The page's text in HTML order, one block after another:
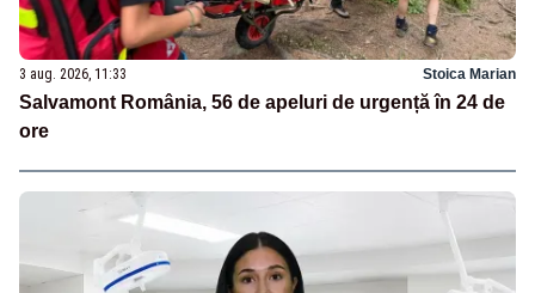
3 aug. 2026, 11:33 Stoica Marian
Salvamont România, 56 de apeluri de urgență în 24 de
ore